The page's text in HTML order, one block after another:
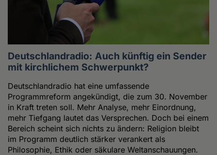
Deutschlandradio: Auch künftig ein Sender
mit kirchlichem Schwerpunkt?
Deutschlandradio hat eine umfassende
Programmreform angekündigt, die zum 30. November
in Kraft treten soll. Mehr Analyse, mehr Einordnung,
mehr Tiefgang lautet das Versprechen. Doch bei einem
Bereich scheint sich nichts zu ändern: Religion bleibt
im Programm deutlich stärker verankert als
Philosophie, Ethik oder säkulare Weltanschauungen.